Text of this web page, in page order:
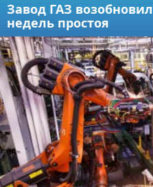
Завод ГАЗ
недель простоя